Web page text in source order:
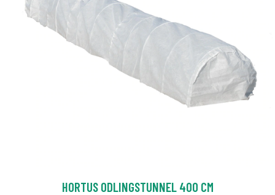
HORTUS ODLINGSTUNNEL 400 CM